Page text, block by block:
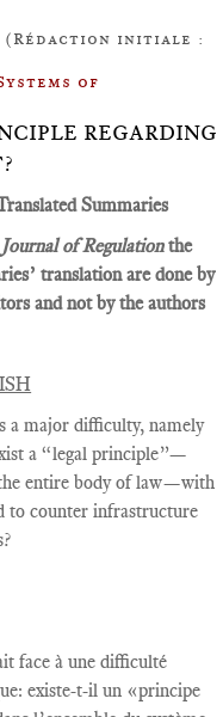
(Rédaction initiale :
of
REGARDING
Summaries
of Regulationthe
translation are done by
and not by the authors
a major difficulty, namely
a “legal principle”—
entire body of law—with
to counter infrastructure
face à une difficulté
: existe-t-il un «principe